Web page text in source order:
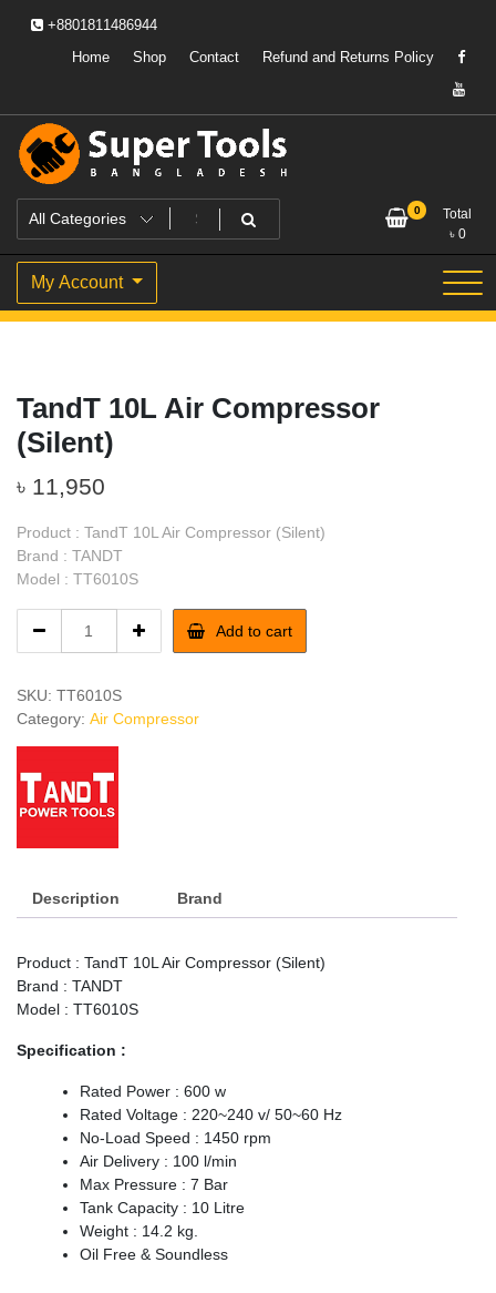
+8801811486944
Home
Shop Contact Refund and Returns Policy
Super Tools Bangladesh
Powering Professionals. Building Bangladesh.
0
Total
৳ 0
My Account
TandT 10L Air Compressor
(Silent)
৳ 11,950
Product : TandT 10L Air Compressor (Silent)
Brand : TANDT
Model : TT6010S
Compressor
(Silent)
Add to cart
SKU: TT6010S
Category: Air Compressor
Description Brand
Product : TandT 10L Air Compressor (Silent)
Brand : TANDT
Model : TT6010S
Specification :
Rated Power : 600 w
Rated Voltage : 220~240 v/ 50~60 Hz
No-Load Speed : 1450 rpm
Air Delivery : 100 l/min
Max Pressure : 7 Bar
Tank Capacity : 10 Litre
Weight : 14.2 kg.
Oil Free & Soundless